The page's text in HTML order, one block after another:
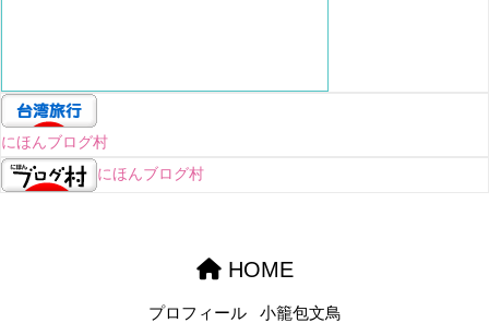
にほんブログ村
にほんブログ村
HOME
プロフィール
小籠包文鳥